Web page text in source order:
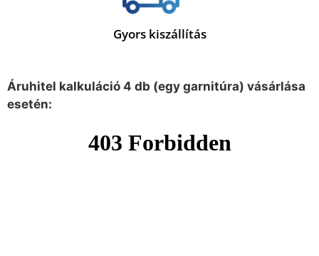
Gyors kiszállítás
Áruhitel kalkuláció 4 db (egy garnitúra) vásárlása
esetén: